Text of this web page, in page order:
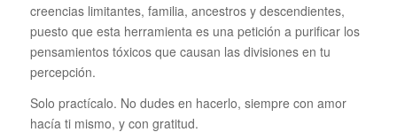
creencias limitantes, familia, ancestros y descendientes,
puesto que esta herramienta es una petición a purificar los
pensamientos tóxicos que causan las divisiones en tu
percepción.
Solo practícalo. No dudes en hacerlo, siempre con amor
hacía ti mismo, y con gratitud.